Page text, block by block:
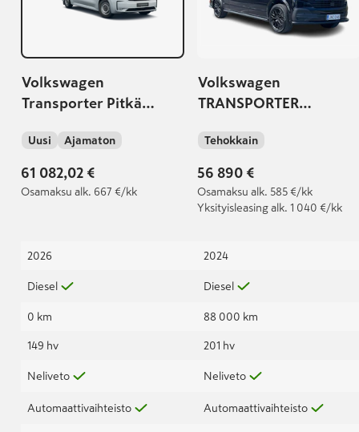
Volkswagen
Transporter Pitkä
TDI 110kW 4Motion,
Automaatti
Uusi Ajamaton
61 082,02 €
Osamaksu alk. 667 €/kk
2026
Diesel
0 km
149 hv
Neliveto
Automaattivaihteisto
Volkswagen
TRANSPORTER
2,0 TDI 150 kW 4Motion
DSG
Tehokkain
56 890 €
Osamaksu alk. 585 €/kk
Yksityisleasing alk. 1 040 €/kk
2024
Diesel
88 000 km
201 hv
Neliveto
Automaattivaihteisto